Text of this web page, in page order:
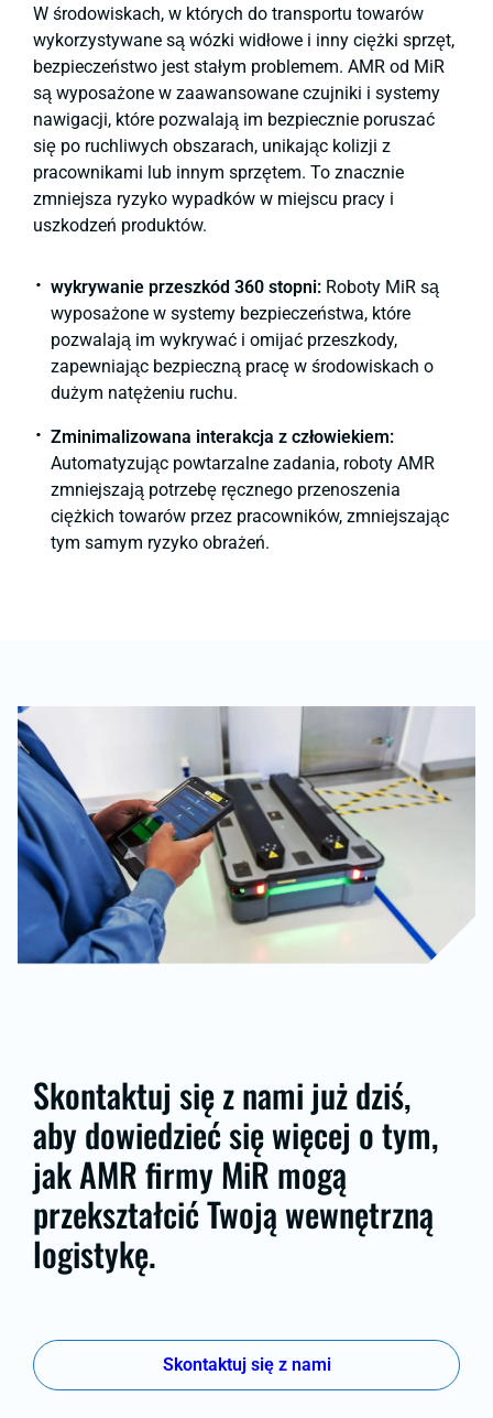
W środowiskach, w których do transportu towarów
wykorzystywane są wózki widłowe i inny ciężki sprzęt,
bezpieczeństwo jest stałym problemem. AMR od MiR
są wyposażone w zaawansowane czujniki i systemy
nawigacji, które pozwalają im bezpiecznie poruszać
się po ruchliwych obszarach, unikając kolizji z
pracownikami lub innym sprzętem. To znacznie
zmniejsza ryzyko wypadków w miejscu pracy i
uszkodzeń produktów.
wykrywanie przeszkód 360 stopni: Roboty MiR są
wyposażone w systemy bezpieczeństwa, które
pozwalają im wykrywać i omijać przeszkody,
zapewniając bezpieczną pracę w środowiskach o
dużym natężeniu ruchu.
Zminimalizowana interakcja z człowiekiem:
Automatyzując powtarzalne zadania, roboty AMR
zmniejszają potrzebę ręcznego przenoszenia
ciężkich towarów przez pracowników, zmniejszając
tym samym ryzyko obrażeń.
Skontaktuj się z nami już dziś,
aby dowiedzieć się więcej o tym,
jak AMR firmy MiR mogą
przekształcić Twoją wewnętrzną
logistykę.
Skontaktuj się z nami